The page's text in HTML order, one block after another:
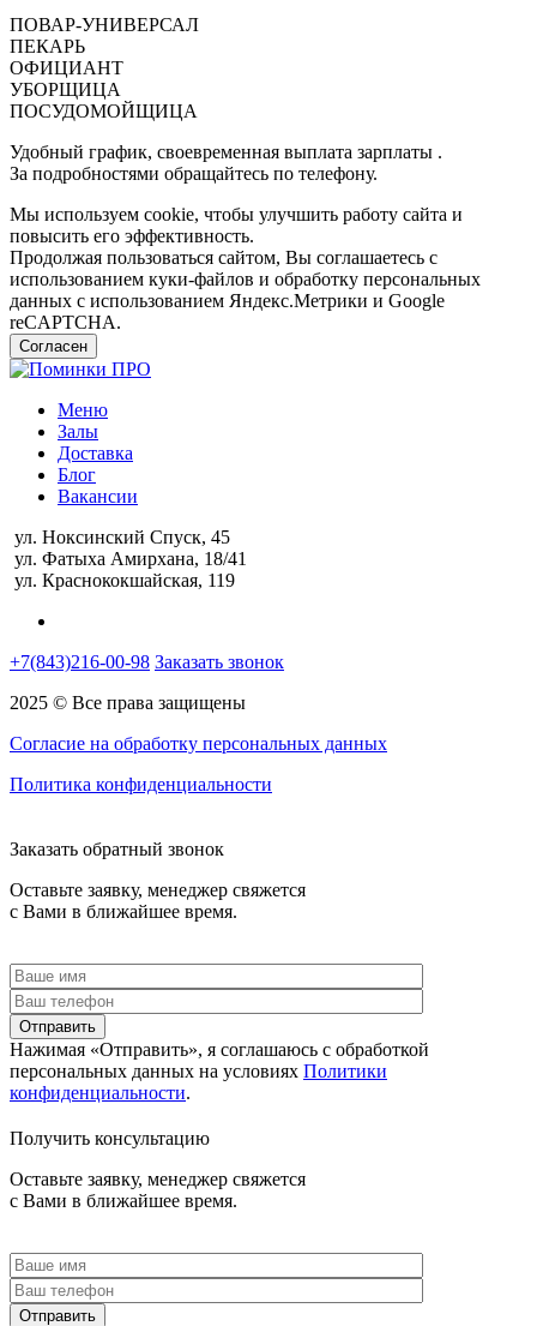
ПОВАР-УНИВЕРСАЛ
ПЕКАРЬ
ОФИЦИАНТ
УБОРЩИЦА
ПОСУДОМОЙЩИЦА
Удобный график, своевременная выплата зарплаты .
За подробностями обращайтесь по телефону.
Мы используем cookie, чтобы улучшить работу сайта и
повысить его эффективность.
Продолжая пользоваться сайтом, Вы соглашаетесь с
использованием куки-файлов и обработку персональных
данных с использованием Яндекс.Метрики и Google
reCAPTCHA.
Согласен
Меню
Залы
Доставка
Блог
Вакансии
ул. Ноксинский Спуск, 45
ул. Фатыха Амирхана, 18/41
ул. Краснококшайская, 119
+7(843)216-00-98 Заказать звонок
2025 © Все права защищены
Согласие на обработку персональных данных
Политика конфиденциальности
Заказать обратный звонок
Оставьте заявку, менеджер свяжется
с Вами в ближайшее время.
Отправить
Нажимая «Отправить», я соглашаюсь c обработкой
персональных данных на условиях Политики
конфиденциальности.
Получить консультацию
Оставьте заявку, менеджер свяжется
с Вами в ближайшее время.
Отправить